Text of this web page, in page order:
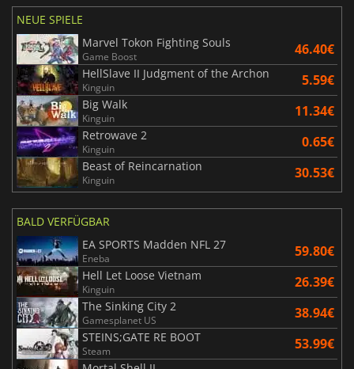
NEUE SPIELE
Marvel Tokon Fighting Souls
Game Boost 46.40€
HellSlave II Judgment of the Archon
Kinguin 5.59€
Big Walk
Kinguin 11.34€
Retrowave 2
Kinguin 0.65€
Beast of Reincarnation
Kinguin 30.53€
BALD VERFÜGBAR
EA SPORTS Madden NFL 27
Eneba 59.80€
Hell Let Loose Vietnam
Kinguin 26.39€
The Sinking City 2
Gamesplanet US 38.94€
STEINS;GATE RE BOOT
Steam 53.99€